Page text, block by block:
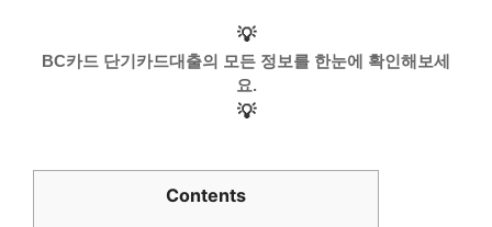
💡
BC카드 단기카드대출의 모든 정보를 한눈에 확인해보세
요.
💡
Contents